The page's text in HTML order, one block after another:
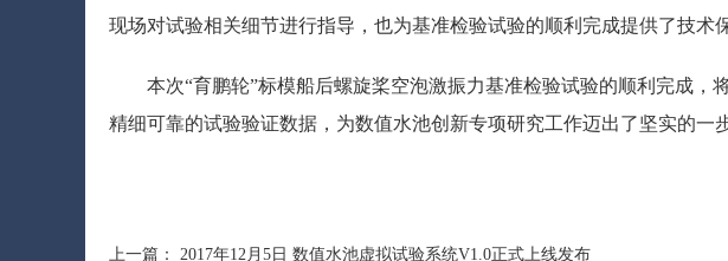
现场对试验相关细节进行指导，也为基准检验试验的顺利完成提供了技术
本次“育鹏轮”标模船后螺旋桨空泡激振力基准检验试验的顺利完成，
精细可靠的试验验证数据，为数值水池创新专项研究工作迈出了坚实的一步
上一篇： 2017年12月5日 数值水池虚拟试验系统V1.0正式上线发布